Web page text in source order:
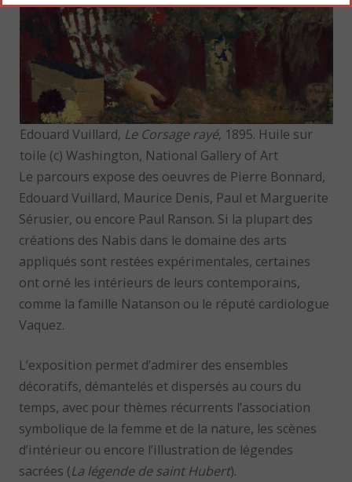
Edouard Vuillard, Le Corsage rayé, 1895. Huile sur
toile (c) Washington, National Gallery of Art
Le parcours expose des oeuvres de Pierre Bonnard,
Edouard Vuillard, Maurice Denis, Paul et Marguerite
Sérusier, ou encore Paul Ranson. Si la plupart des
créations des Nabis dans le domaine des arts
appliqués sont restées expérimentales, certaines
ont orné les intérieurs de leurs contemporains,
comme la famille Natanson ou le réputé cardiologue
Vaquez.
L’exposition permet d’admirer des ensembles
décoratifs, démantelés et dispersés au cours du
temps, avec pour thèmes récurrents l’association
symbolique de la femme et de la nature, les scènes
d’intérieur ou encore l’illustration de légendes
sacrées (La légende de saint Hubert).